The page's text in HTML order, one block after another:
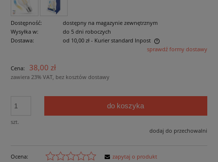
Dostępność:
dostępny na magazynie zewnętrznym
Wysyłka w:
do 5 dni roboczych
Dostawa:
od 10,00 zł - Kurier standard Inpost
Cena nie zawiera ewentualnych kosztów płatnościsprawdź formy dostawy
Cena: 38,00 zł
zawiera 23% VAT, bez kosztów dostawy
szt.
do koszyka
dodaj do przechowalni
Ocena:
zapytaj o produkt